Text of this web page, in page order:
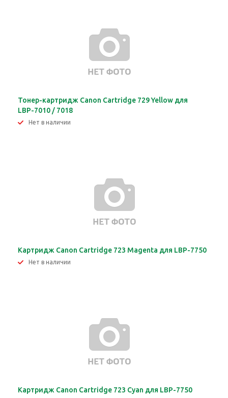
Тонер-картридж Canon Cartridge 729 Yellow для
LBP-7010 / 7018
Нет в наличии
Картридж Canon Cartridge 723 Magenta для LBP-7750
Нет в наличии
Картридж Canon Cartridge 723 Cyan для LBP-7750